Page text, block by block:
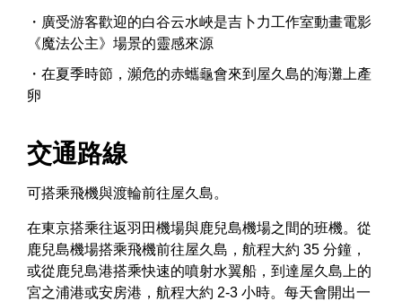
廣受游客歡迎的白谷云水峽是吉卜力工作室動畫電影
《魔法公主》場景的靈感來源
在夏季時節，瀕危的赤蠵龜會來到屋久島的海灘上產
卵
交通路線
可搭乘飛機與渡輪前往屋久島。
在東京搭乘往返羽田機場與鹿兒島機場之間的班機。從
鹿兒島機場搭乘飛機前往屋久島，航程大約 35 分鐘，
或從鹿兒島港搭乘快速的噴射水翼船，到達屋久島上的
宮之浦港或安房港，航程大約 2-3 小時。每天會開出一